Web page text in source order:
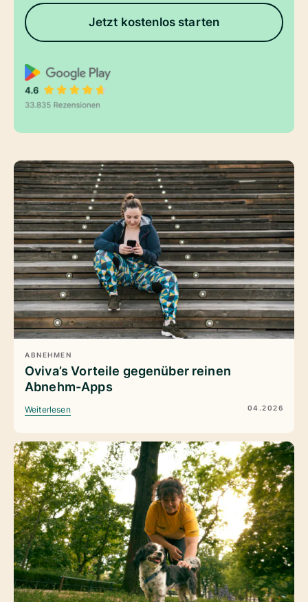
Jetzt kostenlos starten
ABNEHMEN
Oviva’s Vorteile gegenüber reinen
Abnehm-Apps
Weiterlesen 04.2026